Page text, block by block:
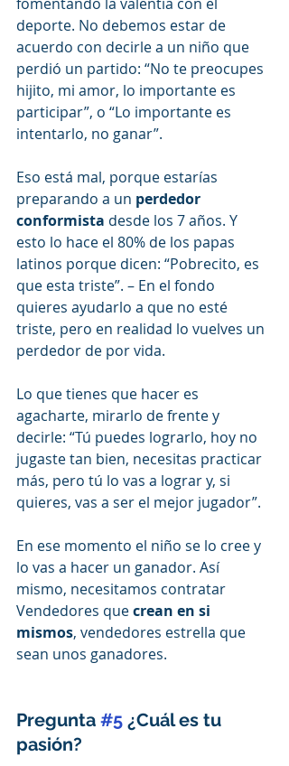
deporte. No debemos estar de
acuerdo con decirle a un niño que
perdió un partido: “No te preocupes
hijito, mi amor, lo importante es
participar”, o “Lo importante es
intentarlo, no ganar”.
Eso está mal, porque estarías
preparando a un perdedor
conformista desde los 7 años. Y
esto lo hace el 80% de los papas
latinos porque dicen: “Pobrecito, es
que esta triste”. – En el fondo
quieres ayudarlo a que no esté
triste, pero en realidad lo vuelves un
perdedor de por vida.
Lo que tienes que hacer es
agacharte, mirarlo de frente y
decirle: “Tú puedes lograrlo, hoy no
jugaste tan bien, necesitas practicar
más, pero tú lo vas a lograr y, si
quieres, vas a ser el mejor jugador”.
En ese momento el niño se lo cree y
lo vas a hacer un ganador. Así
mismo, necesitamos contratar
Vendedores que crean en si
mismos, vendedores estrella que
sean unos ganadores.
Pregunta #5 ¿Cuál es tu
pasión?